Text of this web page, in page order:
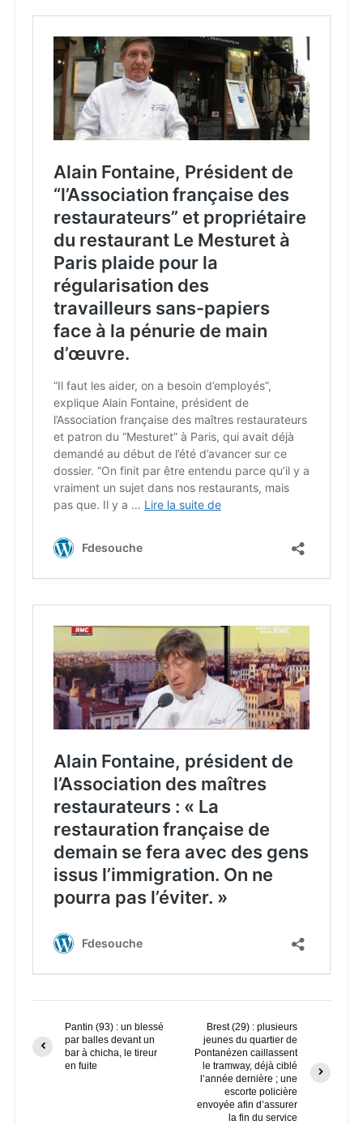
Pantin (93) : un blessé
par balles devant un
bar à chicha, le tireur
en fuite
Brest (29) : plusieurs
jeunes du quartier de
Pontanézen caillassent
le tramway, déjà ciblé
l’année dernière ; une
escorte policière
envoyée afin d’assurer
la fin du service